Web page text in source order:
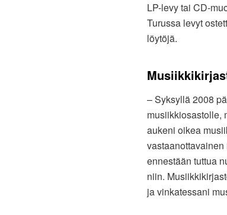
LP-levy tai CD-
Turussa levyt
löytöjä.
– Syksyllä 2008
musiikkiosastolle,
aukeni oikea
ennestään tuttua
niin.
ja vinkatessani